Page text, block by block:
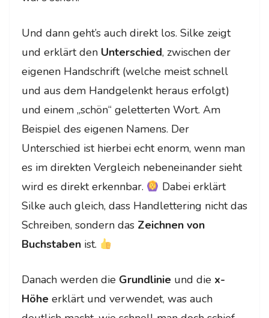
Und dann geht’s auch direkt los. Silke zeigt
und erklärt den Unterschied, zwischen der
eigenen Handschrift (welche meist schnell
und aus dem Handgelenkt heraus erfolgt)
und einem „schön“ geletterten Wort. Am
Beispiel des eigenen Namens. Der
Unterschied ist hierbei echt enorm, wenn man
es im direkten Vergleich nebeneinander sieht
wird es direkt erkennbar.
Dabei erklärt
Silke auch gleich, dass Handlettering nicht das
Schreiben, sondern das Zeichnen von
Buchstaben ist.
Danach werden die Grundlinie und die x-
Höhe erklärt und verwendet, was auch